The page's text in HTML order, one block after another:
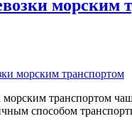
морским
морским транспортом
способом